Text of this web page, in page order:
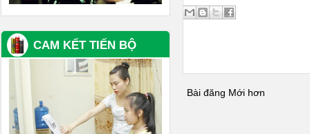
Bài đăng Mới hơn
CAM KẾT TIẾN BỘ